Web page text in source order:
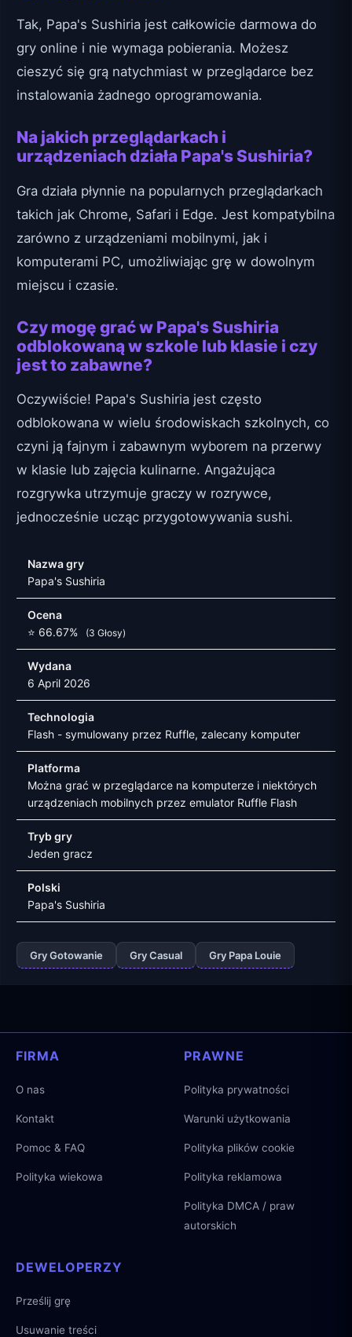
Tak, Papa's Sushiria jest całkowicie darmowa do
gry online i nie wymaga pobierania. Możesz
cieszyć się grą natychmiast w przeglądarce bez
instalowania żadnego oprogramowania.
Na jakich przeglądarkach i
urządzeniach działa Papa's Sushiria?
Gra działa płynnie na popularnych przeglądarkach
takich jak Chrome, Safari i Edge. Jest kompatybilna
zarówno z urządzeniami mobilnymi, jak i
komputerami PC, umożliwiając grę w dowolnym
miejscu i czasie.
Czy mogę grać w Papa's Sushiria
odblokowaną w szkole lub klasie i czy
jest to zabawne?
Oczywiście! Papa's Sushiria jest często
odblokowana w wielu środowiskach szkolnych, co
czyni ją fajnym i zabawnym wyborem na przerwy
w klasie lub zajęcia kulinarne. Angażująca
rozgrywka utrzymuje graczy w rozrywce,
jednocześnie ucząc przygotowywania sushi.
Nazwa gry
Papa's Sushiria
Ocena
⭐ 66.67%
(3 Głosy)
Wydana
6 April 2026
Technologia
Flash - symulowany przez Ruffle, zalecany komputer
Platforma
Można grać w przeglądarce na komputerze i niektórych
urządzeniach mobilnych przez emulator Ruffle Flash
Tryb gry
Jeden gracz
Polski
Papa's Sushiria
Gry Gotowanie Gry Casual Gry Papa Louie
FIRMA
O nas
Kontakt
Pomoc & FAQ
Polityka wiekowa
PRAWNE
Polityka prywatności
Warunki użytkowania
Polityka plików cookie
Polityka reklamowa
Polityka DMCA / praw
autorskich
DEWELOPERZY
Prześlij grę
Usuwanie treści